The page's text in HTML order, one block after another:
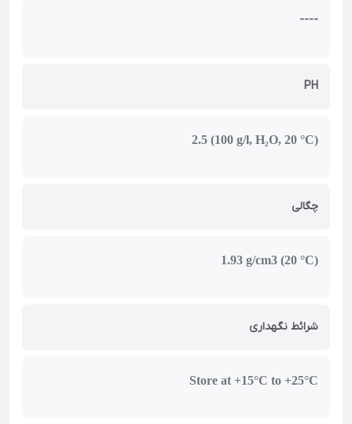
----
PH
2.5 (100 g/l, H₂O, 20 °C)
چگالی
1.93 g/cm3 (20 °C)
شرائط نگهداری
Store at +15°C to +25°C